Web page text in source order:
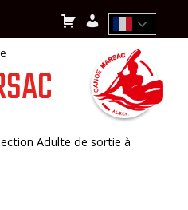
Adulte de sortie à